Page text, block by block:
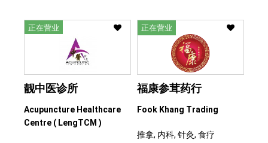
正在营业
靓中医诊所
Acupuncture Healthcare
Centre ( LengTCM )
正在营业
福康参茸药行
Fook Khang Trading
推拿, 内科, 针灸, 食疗